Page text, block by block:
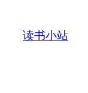
读书小站